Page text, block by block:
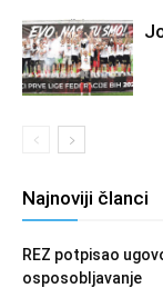
Najnoviji članci
REZ potpisao
osposobljavanje